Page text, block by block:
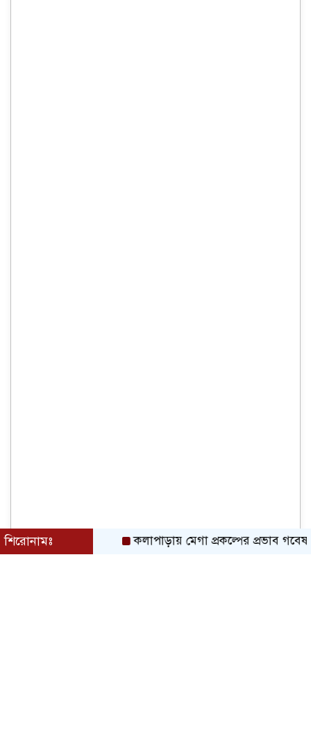
শিরোনামঃ কলাপাড়ায় মেগা প্রকল্পের প্রভাব